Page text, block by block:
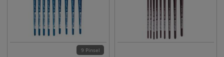
9 Pinsel